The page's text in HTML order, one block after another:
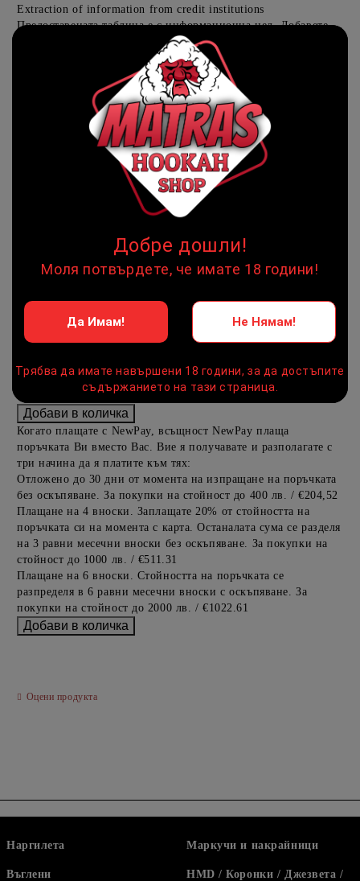
Extraction of information from credit institutions
Предоставената таблица е с информационна цел. Добавете
продукта в количката си с бутона "Добави в количката" и
при поръчка ще можете да изберете броя вноски на кредита.
Acest tabel are caracter informativ. Adăugați produsul în coșul
de cumpărături unde veți putea selecta detaliile cererii de
Предоставената таблица е с информационна цел. Добавете
продукта в количката си с бутона "Добави в количката" и
при поръчка ще можете да изберете броя вноски на кредита.
продукта в количката си с бутона "Добави в количката" и
продукта в количката си с бутона "Добави в количката" и
при поръчка ще можете да изберете броя вноски на кредита.
Предоставената таблица е с информационна цел. Добавете
продукта в количката си с бутона "Добави в количката" и
при поръчка ще можете да изберете броя вноски на кредита.
Когато плащате с NewPay, всъщност NewPay плаща
поръчката Ви вместо Вас. Вие я получавате и разполагате с
три начина да я платите към тях:
Отложено до 30 дни от момента на изпращане на поръчката
без оскъпяване. За покупки на стойност до 400 лв. / €204,52
Плащане на 4 вноски. Заплащате 20% от стойността на
поръчката си на момента с карта. Останалата сума се разделя
на 3 равни месечни вноски без оскъпяване. За покупки на
стойност до 1000 лв. / €511.31
Плащане на 6 вноски. Стойността на поръчката се
разпределя в 6 равни месечни вноски с оскъпяване. За
покупки на стойност до 2000 лв. / €1022.61
Оцени продукта
Наргилета
Въглени
Маркучи и накрайници
HMD / Коронки / Джезвета /
Добре дошли!
Моля потвърдете, че имате 18 години!
Да Имам! Не Нямам!
Трябва да имате навършени 18 години, за да достъпите
съдържанието на тази страница.